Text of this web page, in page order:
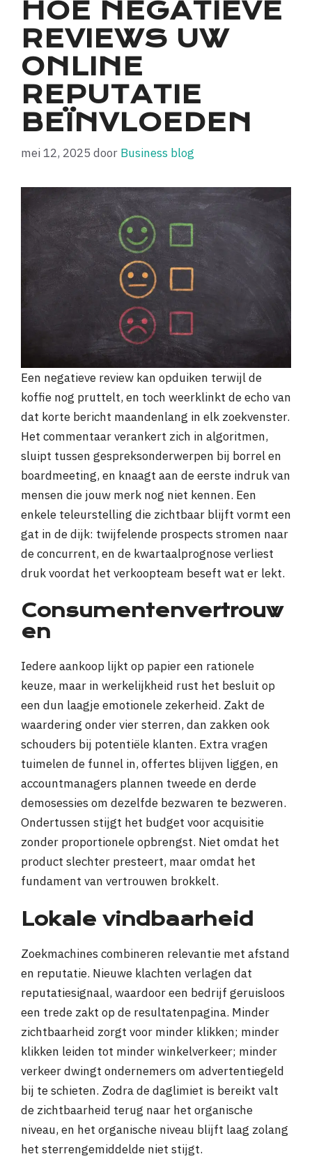
HOE NEGATIEVE
REVIEWS UW
ONLINE
REPUTATIE
BEÏNVLOEDEN
mei 12, 2025 door Business blog
Een negatieve review kan opduiken terwijl de
koffie nog pruttelt, en toch weerklinkt de echo van
dat korte bericht maandenlang in elk zoekvenster.
Het commentaar verankert zich in algoritmen,
sluipt tussen gespreksonderwerpen bij borrel en
boardmeeting, en knaagt aan de eerste indruk van
mensen die jouw merk nog niet kennen. Een
enkele teleurstelling die zichtbaar blijft vormt een
gat in de dijk: twijfelende prospects stromen naar
de concurrent, en de kwartaalprognose verliest
druk voordat het verkoopteam beseft wat er lekt.
Consumentenvertrouw
en
Iedere aankoop lijkt op papier een rationele
keuze, maar in werkelijkheid rust het besluit op
een dun laagje emotionele zekerheid. Zakt de
waardering onder vier sterren, dan zakken ook
schouders bij potentiële klanten. Extra vragen
tuimelen de funnel in, offertes blijven liggen, en
accountmanagers plannen tweede en derde
demosessies om dezelfde bezwaren te bezweren.
Ondertussen stijgt het budget voor acquisitie
zonder proportionele opbrengst. Niet omdat het
product slechter presteert, maar omdat het
fundament van vertrouwen brokkelt.
Lokale vindbaarheid
Zoekmachines combineren relevantie met afstand
en reputatie. Nieuwe klachten verlagen dat
reputatiesignaal, waardoor een bedrijf geruisloos
een trede zakt op de resultatenpagina. Minder
zichtbaarheid zorgt voor minder klikken; minder
klikken leiden tot minder winkelverkeer; minder
verkeer dwingt ondernemers om advertentiegeld
bij te schieten. Zodra de daglimiet is bereikt valt
de zichtbaarheid terug naar het organische
niveau, en het organische niveau blijft laag zolang
het sterrengemiddelde niet stijgt.